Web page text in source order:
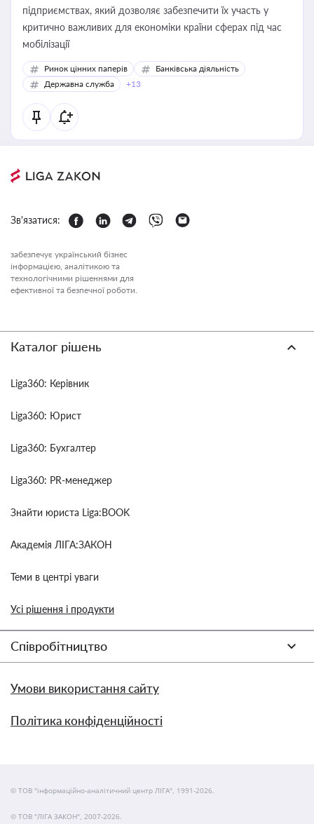
підприємствах, який дозволяє забезпечити їх участь у
критично важливих для економіки країни сферах під час
мобілізації
Ринок цінних паперів
Банківська діяльність
Державна служба
+13
Зв'язатися:
забезпечує український бізнес
інформацією, аналітикою та
технологічними рішеннями для
ефективної та безпечної роботи.
Каталог рішень
Liga360: Керівник
Liga360: Юрист
Liga360: Бухгалтер
Liga360: PR-менеджер
Знайти юриста Liga:BOOK
Академія ЛІГА:ЗАКОН
Теми в центрі уваги
Усі рішення і продукти
Співробітництво
Умови використання сайту
Політика конфіденційності
© ТОВ "інформаційно-аналітичний центр ЛІГА", 1991-2026.
© ТОВ "ЛІГА ЗАКОН", 2007-2026.